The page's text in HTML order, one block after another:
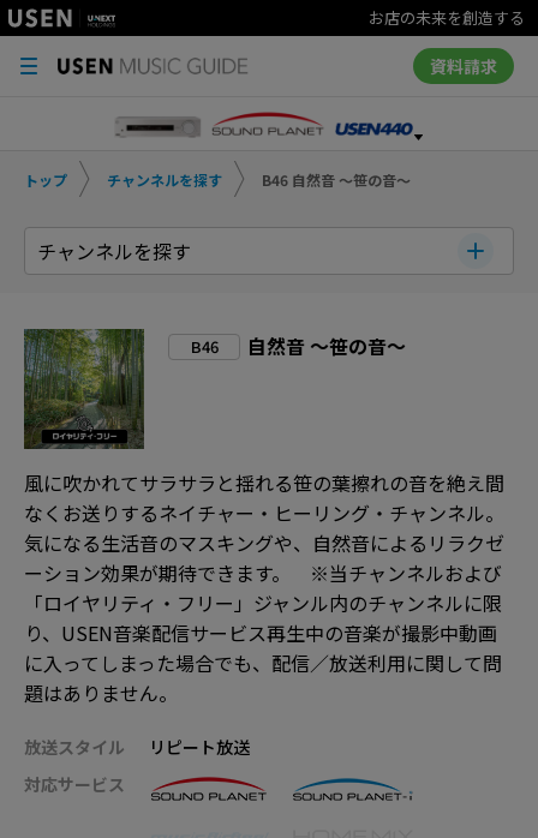
お店の未来を創造する
資料請求
トップ チャンネルを探す B46 自然音 ～笹の音～
チャンネルを探す
B46 自然音 ～笹の音～
風に吹かれてサラサラと揺れる笹の葉擦れの音を絶え間
なくお送りするネイチャー・ヒーリング・チャンネル。
気になる生活音のマスキングや、自然音によるリラクゼ
ーション効果が期待できます。 ※当チャンネルおよび
「ロイヤリティ・フリー」ジャンル内のチャンネルに限
り、USEN音楽配信サービス再生中の音楽が撮影中動画
に入ってしまった場合でも、配信／放送利用に関して問
題はありません。
放送スタイル
リピート放送
対応サービス